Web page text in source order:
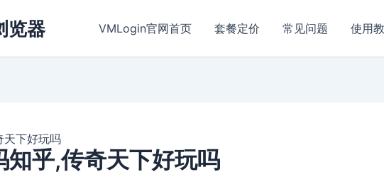
览器 VMLogin官网首页 套餐定价 常见问题 使用
天下好玩吗
乎,传奇天下好玩吗